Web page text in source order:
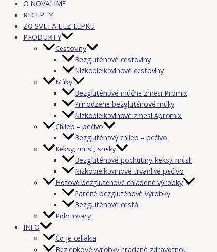
O NOVALIME
RECEPTY
ZO SVETA BEZ LEPKU
PRODUKTY
Cestoviny
Bezgluténové cestoviny
Nízkobielkovinové cestoviny
Múky
Bezgluténové múčne zmesi Promix
Prirodzene bezgluténové múky
Nízkobielkovinové zmesi Apromix
Chlieb – pečivo
Bezgluténový chlieb – pečivo
Keksy, müsli, sneky
Bezgluténové pochutiny-keksy-müsli
Nízkobielkovinové trvanlivé pečivo
Hotové bezgluténové chladené výrobky
Parené bezgluténové výrobky
Bezgluténové cestá
Polotovary
INFO
Čo je celiakia
Bezlepkové výrobky hradené zdravotnou